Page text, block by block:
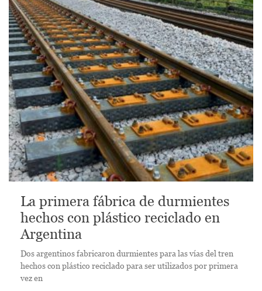
La primera fábrica de durmientes
hechos con plástico reciclado en
Argentina
Dos argentinos fabricaron durmientes para las vías del tren
hechos con plástico reciclado para ser utilizados por primera
vez en